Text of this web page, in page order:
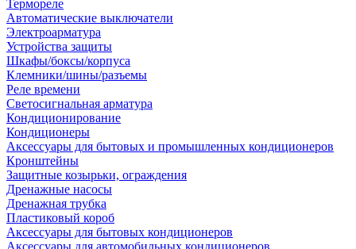
Термореле
Автоматические выключатели
Электроарматура
Устройства защиты
Шкафы/боксы/корпуса
Клемники/шины/разъемы
Реле времени
Светосигнальная арматура
Кондиционирование
Кондиционеры
Аксессуары для бытовых и промышленных кондиционеров
Кронштейны
Защитные козырьки, ограждения
Дренажные насосы
Дренажная трубка
Пластиковый короб
Аксессуары для бытовых кондиционеров
Аксессуары для автомобильных кондиционеров